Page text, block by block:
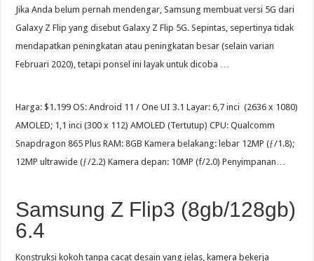
Jika Anda belum pernah mendengar, Samsung membuat versi 5G dari
Galaxy Z Flip yang disebut Galaxy Z Flip 5G. Sepintas, sepertinya tidak
mendapatkan peningkatan atau peningkatan besar (selain varian
Februari 2020), tetapi ponsel ini layak untuk dicoba …
Harga: $1.199 OS: Android 11 / One UI 3.1 Layar: 6,7 inci (2636 x 1080)
AMOLED; 1,1 inci (300 x 112) AMOLED (Tertutup) CPU: Qualcomm
Snapdragon 865 Plus RAM: 8GB Kamera belakang: lebar 12MP (ƒ/1.8);
12MP ultrawide (ƒ/2.2) Kamera depan: 10MP (f/2.0) Penyimpanan…
Samsung Z Flip3 (8gb/128gb)
6.4
Konstruksi kokoh tanpa cacat desain yang jelas, kamera bekerja